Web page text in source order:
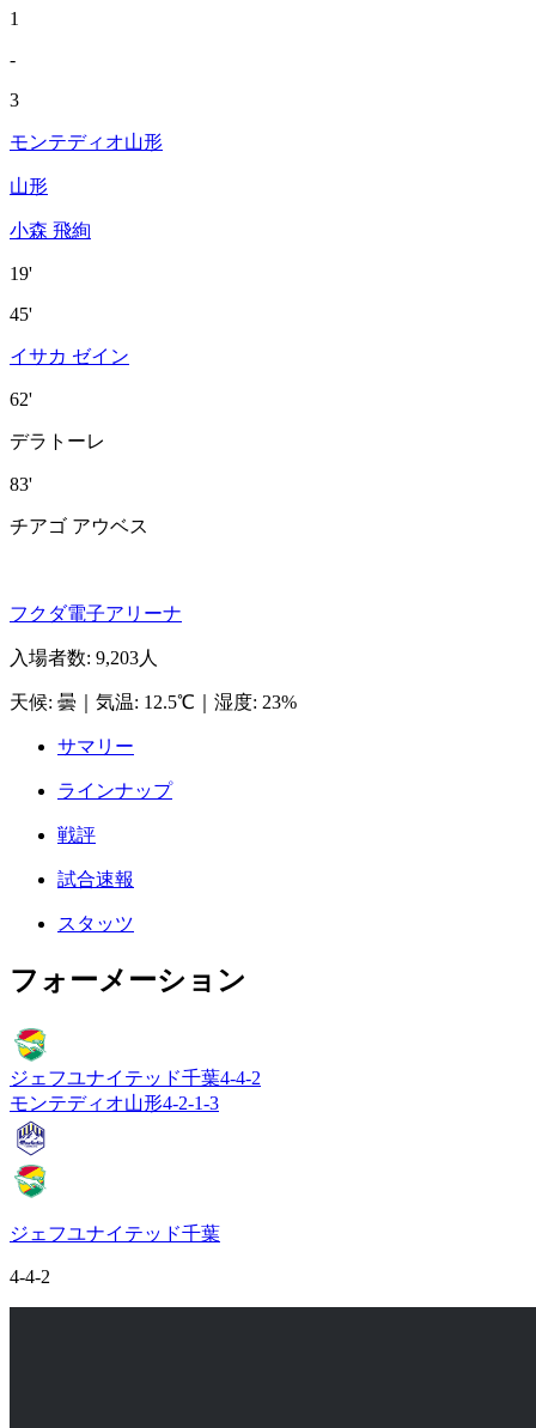
1
-
3
モンテディオ山形
山形
小森 飛絢
19'
45'
イサカ ゼイン
62'
デラトーレ
83'
チアゴ アウベス
フクダ電子アリーナ
入場者数: 9,203人
天候: 曇 気温: 12.5℃ 湿度: 23%
サマリー
ラインナップ
戦評
試合速報
スタッツ
フォーメーション
ジェフユナイテッド千葉4-4-2
モンテディオ山形4-2-1-3
ジェフユナイテッド千葉
4-4-2